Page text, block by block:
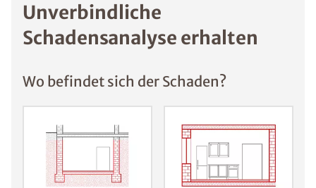
Unverbindliche
Schadensanalyse erhalten
Wo befindet sich der Schaden?